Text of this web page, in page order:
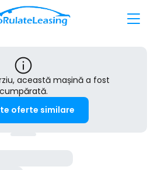
această mașină a fost
cumpărată.
oferte similare